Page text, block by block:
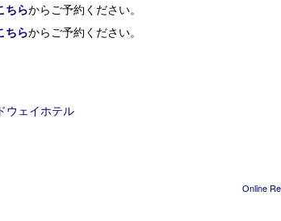
ちらからご予約ください。
ちらからご予約ください。
ウェイホテル
Online